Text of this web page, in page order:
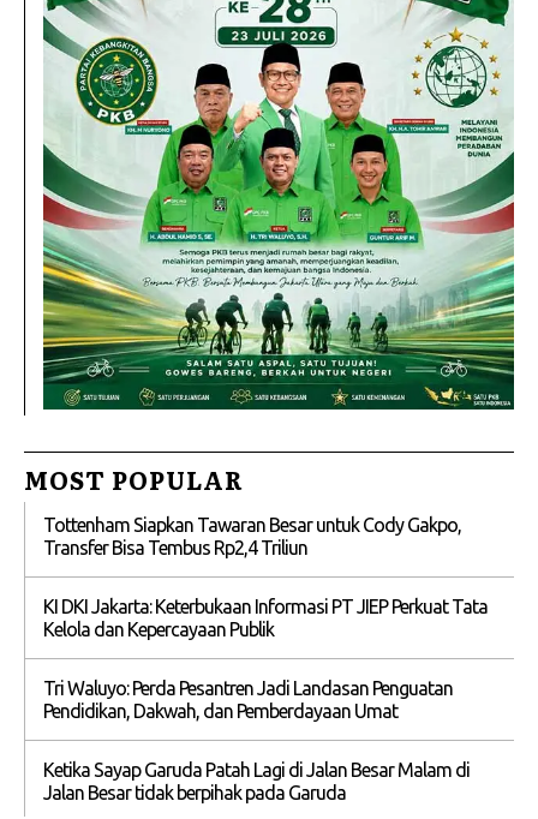
MOST POPULAR
Tottenham Siapkan Tawaran Besar untuk Cody Gakpo,
Transfer Bisa Tembus Rp2,4 Triliun
KI DKI Jakarta: Keterbukaan Informasi PT JIEP Perkuat Tata
Kelola dan Kepercayaan Publik
Tri Waluyo: Perda Pesantren Jadi Landasan Penguatan
Pendidikan, Dakwah, dan Pemberdayaan Umat
Ketika Sayap Garuda Patah Lagi di Jalan Besar Malam di
Jalan Besar tidak berpihak pada Garuda